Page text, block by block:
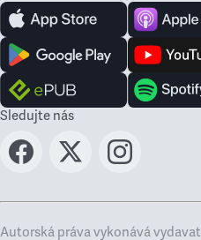
Sledujte nás
Autorská práva vykonává